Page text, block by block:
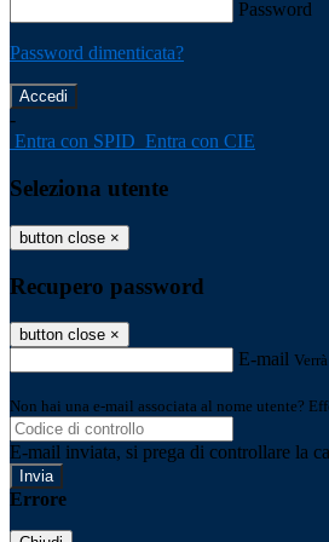
Password
Password dimenticata?
-
Entra con SPID Entra con CIE
Seleziona utente
button close ×
Recupero password
button close ×
E-mail
Non hai una e-mail associata al nome utente?
E-mail inviata, si prega di controllare la
Errore